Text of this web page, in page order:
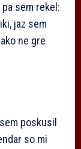
sem rekel:
jaz sem
ne gre
poskusil
so mi